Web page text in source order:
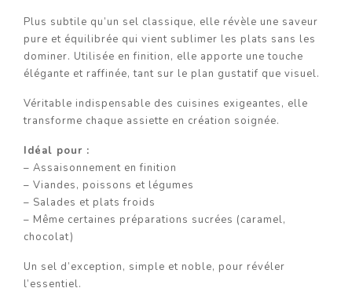
Plus subtile qu’un sel classique, elle révèle une saveur
pure et équilibrée qui vient sublimer les plats sans les
dominer. Utilisée en finition, elle apporte une touche
élégante et raffinée, tant sur le plan gustatif que visuel.
Véritable indispensable des cuisines exigeantes, elle
transforme chaque assiette en création soignée.
Idéal pour :
– Assaisonnement en finition
– Viandes, poissons et légumes
– Salades et plats froids
– Même certaines préparations sucrées (caramel,
chocolat)
Un sel d’exception, simple et noble, pour révéler
l’essentiel.